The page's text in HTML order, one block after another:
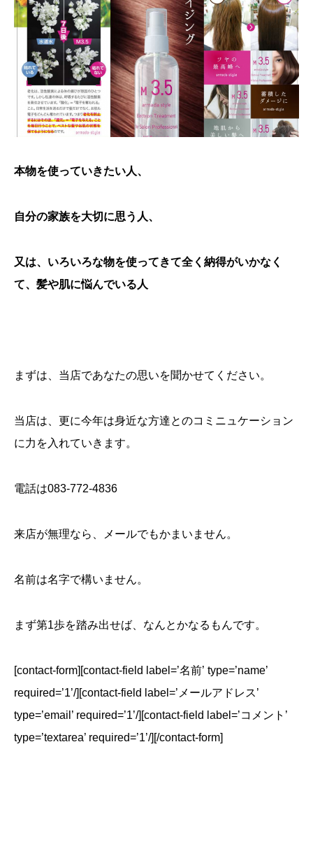
本物を使っていきたい人、
自分の家族を大切に思う人、
又は、いろいろな物を使ってきて全く納得がいかなく
て、髪や肌に悩んでいる人
まずは、当店であなたの思いを聞かせてください。
当店は、更に今年は身近な方達とのコミニュケーション
に力を入れていきます。
電話は083-772-4836
来店が無理なら、メールでもかまいません。
名前は名字で構いません。
まず第1歩を踏み出せば、なんとかなるもんです。
[contact-form][contact-field label=’名前’ type=’name’
required=’1’/][contact-field label=’メールアドレス’
type=’email’ required=’1’/][contact-field label=’コメント’
type=’textarea’ required=’1’/][/contact-form]